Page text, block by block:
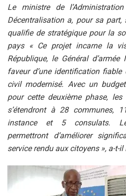
Le ministre de
Décentralisation a, pour sa part,
qualifie de stratégique pour la
pays « Ce projet incarne la
République, le Général
faveur d’une identification fiable
civil modernisé. Avec un
pour cette deuxième phase,
s’étendront à 28 communes,
instance et 5 consulats.
permettront d’améliorer
service rendu aux citoyens », a-t-il